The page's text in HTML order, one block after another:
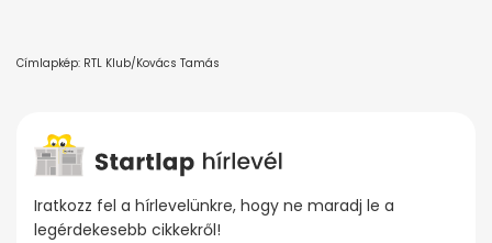
Címlapkép: RTL Klub/Kovács Tamás
Iratkozz fel a hírlevelünkre, hogy ne maradj le a
legérdekesebb cikkekről!